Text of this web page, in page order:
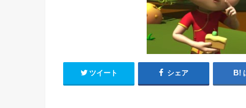
ツイート シェア